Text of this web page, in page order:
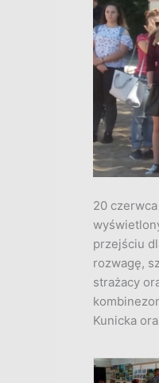
20
przejściu
rozwagę,
strażacy
Kunicka